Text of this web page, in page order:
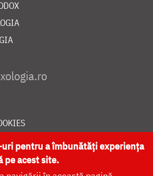
PENTRU CATEDRALA NAȚIONALĂ
uri pentru a îmbunătăți experiența
pe acest site.